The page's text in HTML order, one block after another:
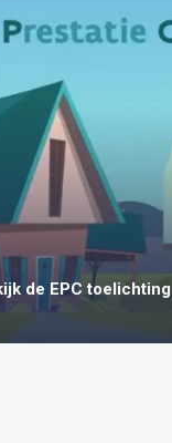
de EPC toelichting